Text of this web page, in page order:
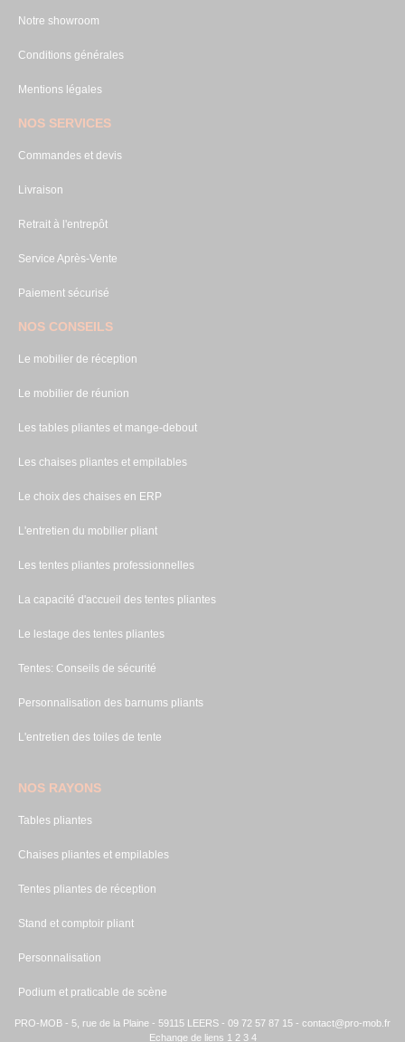
Notre showroom
Conditions générales
Mentions légales
NOS SERVICES
Commandes et devis
Livraison
Retrait à l'entrepôt
Service Après-Vente
Paiement sécurisé
NOS CONSEILS
Le mobilier de réception
Le mobilier de réunion
Les tables pliantes et mange-debout
Les chaises pliantes et empilables
Le choix des chaises en ERP
L'entretien du mobilier pliant
Les tentes pliantes professionnelles
La capacité d'accueil des tentes pliantes
Le lestage des tentes pliantes
Tentes: Conseils de sécurité
Personnalisation des barnums pliants
L'entretien des toiles de tente
NOS RAYONS
Tables pliantes
Chaises pliantes et empilables
Tentes pliantes de réception
Stand et comptoir pliant
Personnalisation
Podium et praticable de scène
PRO-MOB - 5, rue de la Plaine - 59115 LEERS - 09 72 57 87 15 - contact@pro-mob.fr
Echange de liens 1 2 3 4